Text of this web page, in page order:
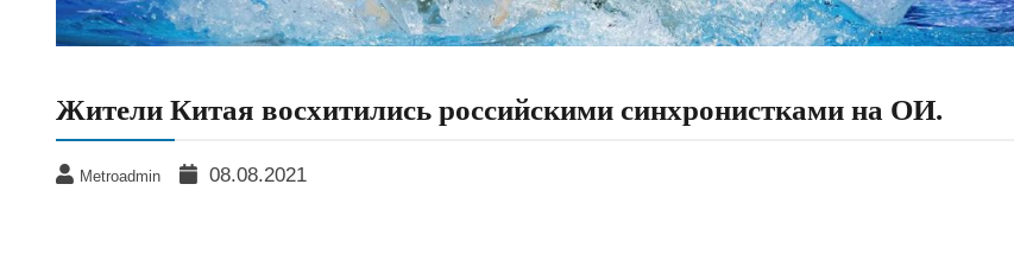
Жители Китая восхитились российскими синхронистками на ОИ.
Metroadmin 08.08.2021